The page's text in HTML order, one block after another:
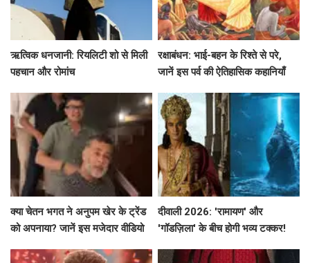
ऋत्विक धनजानी: रियलिटी शो से मिली
पहचान और रोमांच
रक्षाबंधन: भाई-बहन के रिश्ते से परे,
जानें इस पर्व की ऐतिहासिक कहानियाँ
क्या चेतन भगत ने अनुपम खेर के ट्रेंड
को अपनाया? जानें इस मजेदार वीडियो
दीवाली 2026: 'रामायण' और
'गॉडज़िला' के बीच होगी भव्य टक्कर!